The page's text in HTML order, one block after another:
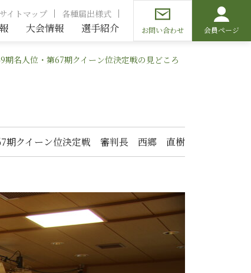
サイトマップ 各種届出様式
大会情報 選手紹介 お問い合わせ 会員ページ
期名人位・第67期クイーン位決定戦の見どころ
期クイーン位決定戦 審判長 西郷 直樹